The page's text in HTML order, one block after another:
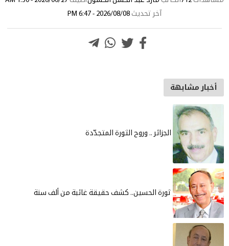
آخر تحديث 2026/08/08 - 6:47 PM
أخبار مشابهة
الجزائر .. وروح الثورة المتجدّدة
ثورة الحسين.. كشف حقيقة غائبة من ألف سنة